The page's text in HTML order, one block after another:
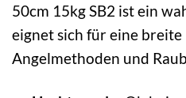
50cm 15kg SB2 ist ein
eignet sich für eine
Angelmethoden und